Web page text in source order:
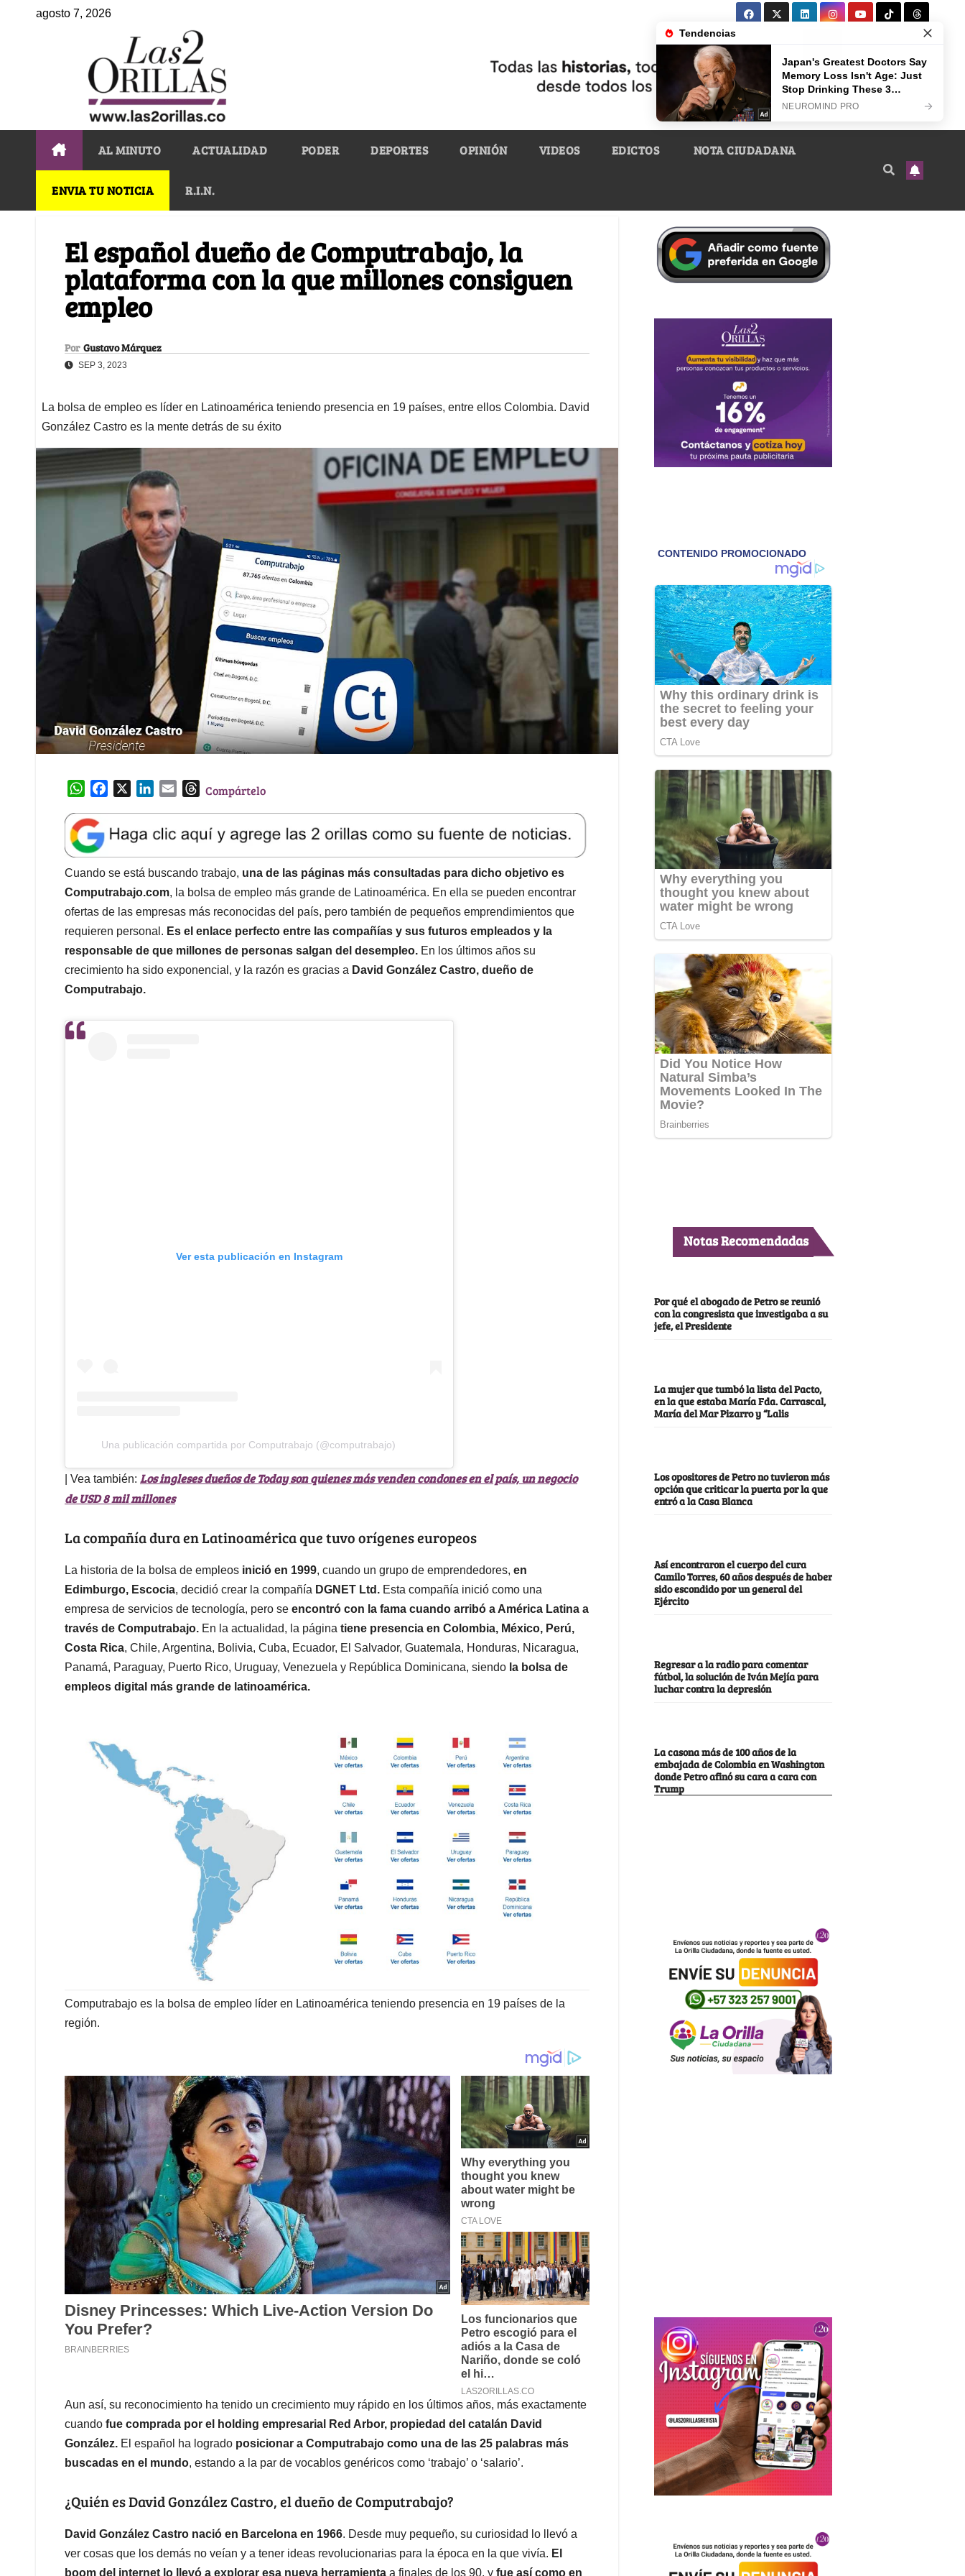
agosto 7, 2026
AL MINUTO ACTUALIDAD PODER DEPORTES OPINIÓN VIDEOS EDICTOS NOTA CIUDADANA
ENVIA TU NOTICIA R.I.N.
El español dueño de Computrabajo, la
plataforma con la que millones consiguen
empleo
Por Gustavo Márquez
SEP 3, 2023
La bolsa de empleo es líder en Latinoamérica teniendo presencia en 19 países, entre ellos Colombia. David
González Castro es la mente detrás de su éxito
W
a
t
s
A
p
p
e
b
o
o
k
k
e
d
I
n
l
T
e
a
d
s
Compártelo
Cuando se está buscando trabajo, una de las páginas más consultadas para dicho objetivo es
Computrabajo.com, la bolsa de empleo más grande de Latinoamérica. En ella se pueden encontrar
ofertas de las empresas más reconocidas del país, pero también de pequeños emprendimientos que
requieren personal. Es el enlace perfecto entre las compañías y sus futuros empleados y la
responsable de que millones de personas salgan del desempleo. En los últimos años su
crecimiento ha sido exponencial, y la razón es gracias a David González Castro, dueño de
Computrabajo.
Ver esta publicación en Instagram
Una publicación compartida por Computrabajo (@computrabajo)
| Vea también: Los ingleses dueños de Today son quienes más venden condones en el país, un negocio
de USD 8 mil millones
La compañía dura en Latinoamérica que tuvo orígenes europeos
La historia de la bolsa de empleos inició en 1999, cuando un grupo de emprendedores, en
Edimburgo, Escocia, decidió crear la compañía DGNET Ltd. Esta compañía inició como una
empresa de servicios de tecnología, pero se encontró con la fama cuando arribó a América Latina a
través de Computrabajo. En la actualidad, la página tiene presencia en Colombia, México, Perú,
Costa Rica, Chile, Argentina, Bolivia, Cuba, Ecuador, El Salvador, Guatemala, Honduras, Nicaragua,
Panamá, Paraguay, Puerto Rico, Uruguay, Venezuela y República Dominicana, siendo la bolsa de
empleos digital más grande de latinoamérica.
Computrabajo es la bolsa de empleo líder en Latinoamérica teniendo presencia en 19 países de la
región.
Aun así, su reconocimiento ha tenido un crecimiento muy rápido en los últimos años, más exactamente
cuando fue comprada por el holding empresarial Red Arbor, propiedad del catalán David
González. El español ha logrado posicionar a Computrabajo como una de las 25 palabras más
buscadas en el mundo, estando a la par de vocablos genéricos como ‘trabajo’ o ‘salario’.
¿Quién es David González Castro, el dueño de Computrabajo?
David González Castro nació en Barcelona en 1966. Desde muy pequeño, su curiosidad lo llevó a
ver cosas que los demás no veían y a tener ideas revolucionarias para la época en la que vivía. El
boom del internet lo llevó a explorar esa nueva herramienta a finales de los 90, y fue así como en
Notas Recomendadas
Por qué el abogado de Petro se reunió
con la congresista que investigaba a su
jefe, el Presidente
La mujer que tumbó la lista del Pacto,
en la que estaba María Fda. Carrascal,
María del Mar Pizarro y “Lalis
Los opositores de Petro no tuvieron más
opción que criticar la puerta por la que
entró a la Casa Blanca
Así encontraron el cuerpo del cura
Camilo Torres, 60 años después de haber
sido escondido por un general del
Ejército
Regresar a la radio para comentar
fútbol, la solución de Iván Mejía para
luchar contra la depresión
La casona más de 100 años de la
embajada de Colombia en Washington
donde Petro afinó su cara a cara con
Trump